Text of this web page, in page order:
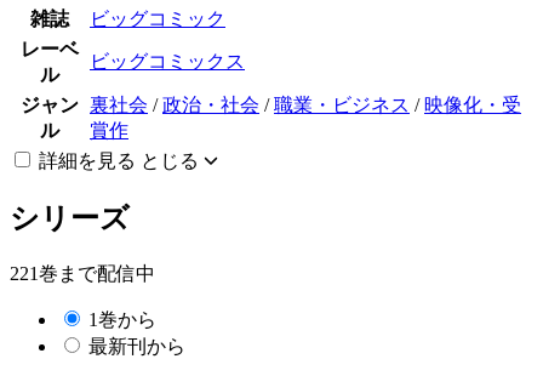
雑誌
ビッグコミック
レーベ
ル
ビッグコミックス
ジャン
ル
裏社会 /政治・社会 /職業・ビジネス / 映像化・受
賞作
詳細を見る とじる
シリーズ
221巻まで配信中
1巻から
最新刊から